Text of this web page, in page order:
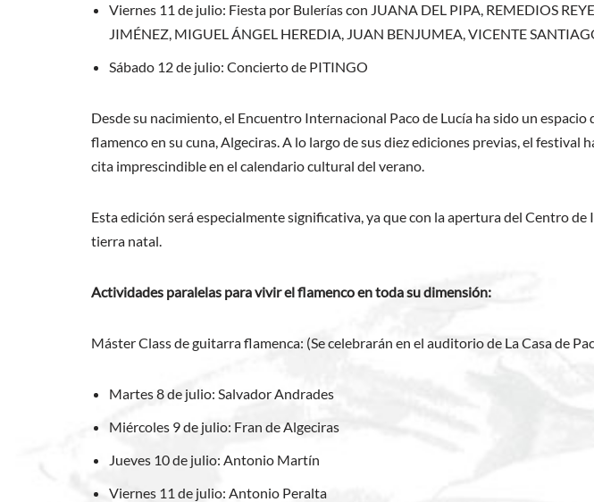
Viernes 11 de julio: Fiesta por Bulerías con JUANA DEL PIPA, REMEDIOS
JIMÉNEZ, MIGUEL ÁNGEL HEREDIA, JUAN BENJUMEA, VICENTE
Sábado 12 de julio: Concierto de PITINGO
Desde su nacimiento, el Encuentro Internacional Paco de Lucía ha sido un
flamenco en su cuna, Algeciras. A lo largo de sus diez ediciones previas, el
cita imprescindible en el calendario cultural del verano.
Esta edición será especialmente significativa, ya que con la apertura del Centro
tierra natal.
Actividades paralelas para vivir el flamenco en toda su dimensión:
Máster Class de guitarra flamenca: (Se celebrarán en el auditorio de La Casa de
Martes 8 de julio: Salvador Andrades
Miércoles 9 de julio: Fran de Algeciras
Jueves 10 de julio: Antonio Martín
Viernes 11 de julio: Antonio Peralta